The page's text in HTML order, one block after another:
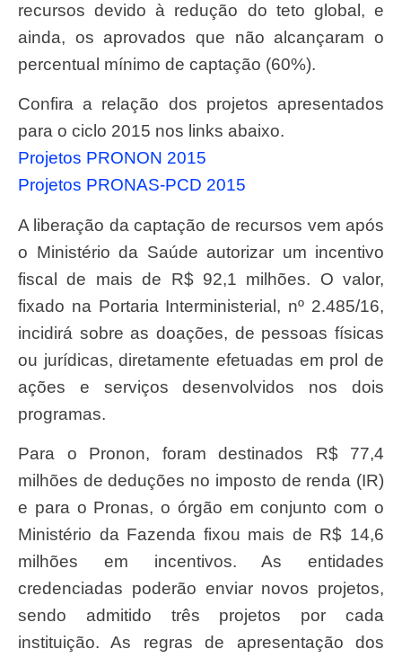
recursos devido à redução do teto global, e
ainda, os aprovados que não alcançaram o
percentual mínimo de captação (60%).
Confira a relação dos projetos apresentados
para o ciclo 2015 nos links abaixo.
Projetos PRONON 2015
Projetos PRONAS-PCD 2015
A liberação da captação de recursos vem após
o Ministério da Saúde autorizar um incentivo
fiscal de mais de R$ 92,1 milhões. O valor,
fixado na Portaria Interministerial, nº 2.485/16,
incidirá sobre as doações, de pessoas físicas
ou jurídicas, diretamente efetuadas em prol de
ações e serviços desenvolvidos nos dois
programas.
Para o Pronon, foram destinados R$ 77,4
milhões de deduções no imposto de renda (IR)
e para o Pronas, o órgão em conjunto com o
Ministério da Fazenda fixou mais de R$ 14,6
milhões em incentivos. As entidades
credenciadas poderão enviar novos projetos,
sendo admitido três projetos por cada
instituição. As regras de apresentação dos